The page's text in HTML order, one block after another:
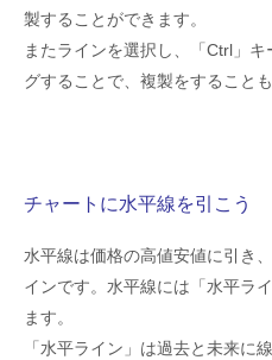
製することができます。
またラインを選択し、「Ctrl」
グすることで、複製をすることも
チャートに水平線を引こう
水平線は価格の高値安値に引き
インです。水平線には「水平ラ
ます。
「水平ライン」は過去と未来に